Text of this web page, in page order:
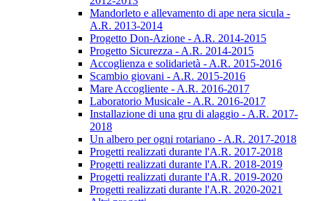
Mandorleto e allevamento di ape nera sicula -
A.R. 2013-2014
Progetto Don-Azione - A.R. 2014-2015
Progetto Sicurezza - A.R. 2014-2015
Accoglienza e solidarietà - A.R. 2015-2016
Scambio giovani - A.R. 2015-2016
Mare Accogliente - A.R. 2016-2017
Laboratorio Musicale - A.R. 2016-2017
Installazione di una gru di alaggio - A.R. 2017-
2018
Un albero per ogni rotariano - A.R. 2017-2018
Progetti realizzati durante l'A.R. 2017-2018
Progetti realizzati durante l'A.R. 2018-2019
Progetti realizzati durante l'A.R. 2019-2020
Progetti realizzati durante l'A.R. 2020-2021